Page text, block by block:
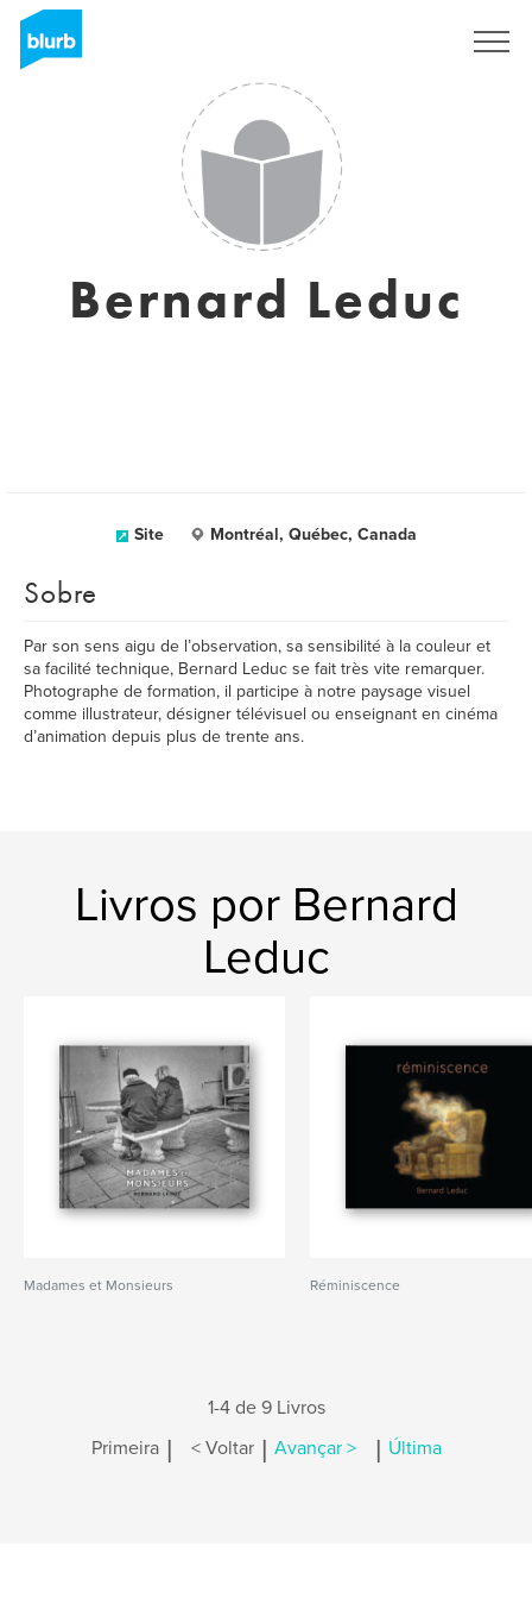
Bernard Leduc
Site Montréal, Québec, Canada
Sobre
Par son sens aigu de l’observation, sa sensibilité à la couleur et
sa facilité technique, Bernard Leduc se fait très vite remarquer.
Photographe de formation, il participe à notre paysage visuel
comme illustrateur, désigner télévisuel ou enseignant en cinéma
d’animation depuis plus de trente ans.
Livros por Bernard
Leduc
Madames et Monsieurs Réminiscence
1-4 de 9 Livros
Primeira | < Voltar | Avançar > | Última